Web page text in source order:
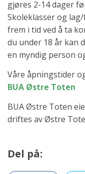
gjøres 2-14 dager
Skoleklasser og
frem i tid ved å ta
du under 18 år kan
en myndig person
Våre åpningstider
BUA Østre Toten
BUA Østre Toten
driftes av Østre
Del på: